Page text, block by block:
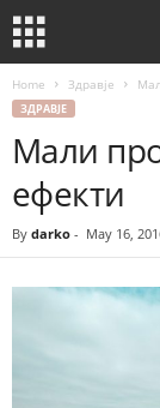
Home Здравје
ЗДРАВЈЕ
Мали
ефекти
By darko - May 16,